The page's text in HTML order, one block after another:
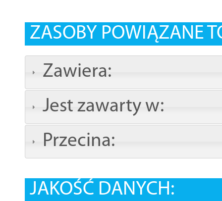
ZASOBY POWIĄZANE
Zawiera:
Jest zawarty w:
Przecina:
JAKOŚĆ DANYCH: